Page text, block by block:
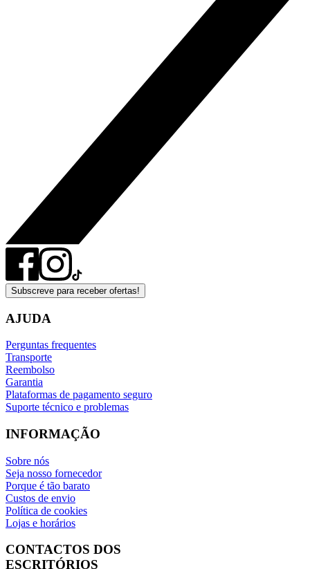
Subscreve para receber ofertas!
AJUDA
Perguntas frequentes
Transporte
Reembolso
Garantia
Plataformas de pagamento seguro
Suporte técnico e problemas
INFORMAÇÃO
Sobre nós
Seja nosso fornecedor
Porque é tão barato
Custos de envio
Política de cookies
Lojas e horários
CONTACTOS DOS
ESCRITÓRIOS